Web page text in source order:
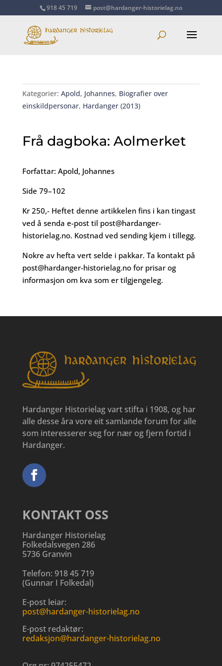
918 45 719 post@hardanger-historielag.no
Kategorier: Apold, Johannes, Biografier over
einskildpersonar, Hardanger (2013)
Frå dagboka: Aolmerket
Forfattar: Apold, Johannes
Side 79–102
Kr 250,- Heftet denne artikkelen fins i kan tingast
ved å senda e-post til post@hardanger-
historielag.no. Kostnad ved sending kjem i tillegg.
Nokre av hefta vert selde i pakkar. Ta kontakt på
post@hardanger-historielag.nofor prisar og
informasjon om kva som er tilgjengeleg.
Hardanger Historielag vart stifta i 1908, og har
alle desse åra vore eit samlande forum for alle
som interesserer seg for nær og fjern fortid i
Hardanger.
KONTAKT OSS
Hardanger Historielag
Folkedalsvegen 286
5736 Granvin
Telefon: 918 45 719
(Gunnar I Folkedal)
E-post leiar:
post@hardanger-historielag.no
E-post redaktør:
redaksjon@hardanger-historielag.no